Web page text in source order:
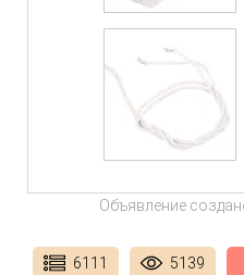
Объявление
6111 5139